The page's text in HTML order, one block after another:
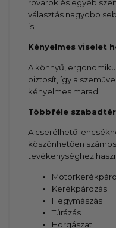
rovarok és egyéb
választás nagyobb
is.
Kényelmes viselet
A könnyű,
biztosít, így a
kényelmes marad.
Többféle
A cserélhető
köszönhetően
tevékenységhez
Kerékpározás
Hegymászás
Túrázás
Horgászat